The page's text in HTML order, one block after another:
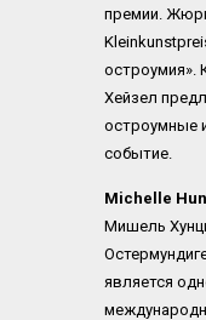
премии.
остроумия».
Хейзел
остроумные
событие.
Michelle
Мишель
является